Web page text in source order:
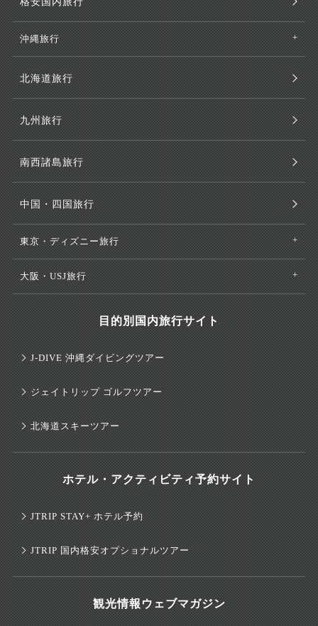
沖縄旅行
北海道旅行
九州旅行
南西諸島旅行
中国・四国旅行
東京・ディズニー旅行
大阪・USJ旅行
目的別国内旅行サイト
J-DIVE 沖縄ダイビングツアー
ジェイトリップ ゴルフツアー
北海道スキーツアー
ホテル・アクティビティ予約サイト
JTRIP STAY+ ホテル予約
JTRIP 国内格安オプショナルツアー
観光情報ウェブマガジン